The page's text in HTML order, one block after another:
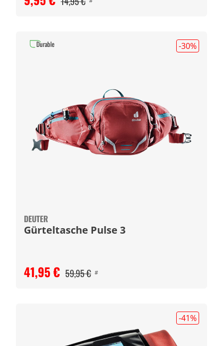
-30%
DEUTER
Gürteltasche Pulse 3
41,95 € 59,95 € #
Durable
-41%